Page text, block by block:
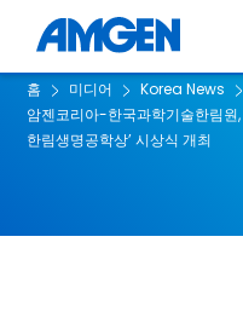
홈 미디어
Korea News
암젠코리아-한국과학기술한림원
한림생명공학상’ 시상식 개최